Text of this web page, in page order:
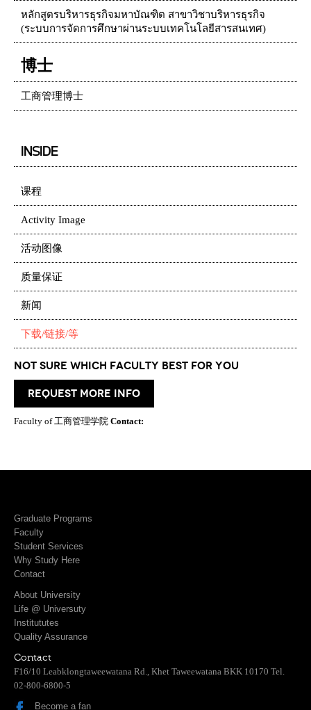
หลักสูตรบริหารธุรกิจมหาบัณฑิต สาขาวิชาบริหารธุรกิจ
(ระบบการจัดการศึกษาผ่านระบบเทคโนโลยีสารสนเทศ)
博士
工商管理博士
INSIDE
课程
Activity Image
活动图像
质量保证
新闻
下载/链接/等
Not Sure which Faculty best for you
request more info
Faculty of 工商管理学院 Contact:
Graduate Programs
Faculty
Student Services
Why Study Here
Contact
About University
Life @ Universuty
Institututes
Quality Assurance
Contact
F16/10 Leabklongtaweewatana Rd., Khet Taweewatana BKK 10170 Tel.
02-800-6800-5
Become a fan